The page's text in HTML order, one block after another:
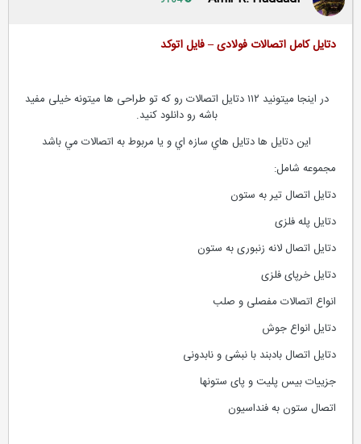
دتایل کامل اتصالات فولادی – فایل اتوکد
در اینجا میتونید ۱۱۲ دتایل اتصالات رو که تو طراحی ها میتونه خیلی مفید
باشه رو دانلود کنید.
اين دتايل ها دتايل هاي سازه اي و يا مربوط به اتصالات مي باشد
مجموعه شامل:
دتایل اتصال تیر به ستون
دتایل پله فلزی
دتایل اتصال لانه زنبوری به ستون
دتایل خرپای فلزی
انواع اتصالات مفصلی و صلب
دتایل انواع جوش
دتایل اتصال بادبند با نبشی و نابدونی
جزییات بیس پلیت و پای ستونها
اتصال ستون به فنداسیون